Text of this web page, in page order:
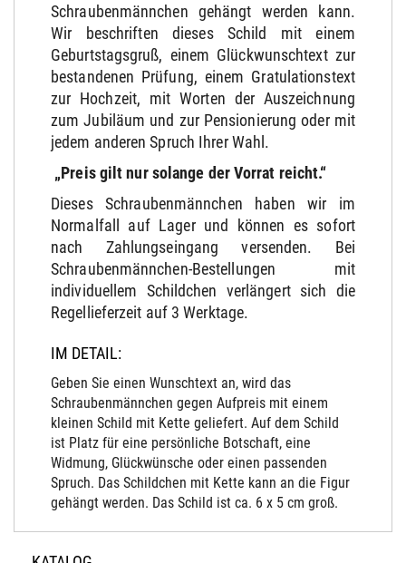
Schraubenmännchen gehängt werden kann.
Wir beschriften dieses Schild mit einem
Geburtstagsgruß, einem Glückwunschtext zur
bestandenen Prüfung, einem Gratulationstext
zur Hochzeit, mit Worten der Auszeichnung
zum Jubiläum und zur Pensionierung oder mit
jedem anderen Spruch Ihrer Wahl.
„Preis gilt nur solange der Vorrat reicht.“
Dieses Schraubenmännchen haben wir im
Normalfall auf Lager und können es sofort
nach Zahlungseingang versenden. Bei
Schraubenmännchen-Bestellungen mit
individuellem Schildchen verlängert sich die
Regellieferzeit auf 3 Werktage.
IM DETAIL:
Geben Sie einen Wunschtext an, wird das
Schraubenmännchen gegen Aufpreis mit einem
kleinen Schild mit Kette geliefert. Auf dem Schild
ist Platz für eine persönliche Botschaft, eine
Widmung, Glückwünsche oder einen passenden
Spruch. Das Schildchen mit Kette kann an die Figur
gehängt werden. Das Schild ist ca. 6 x 5 cm groß.